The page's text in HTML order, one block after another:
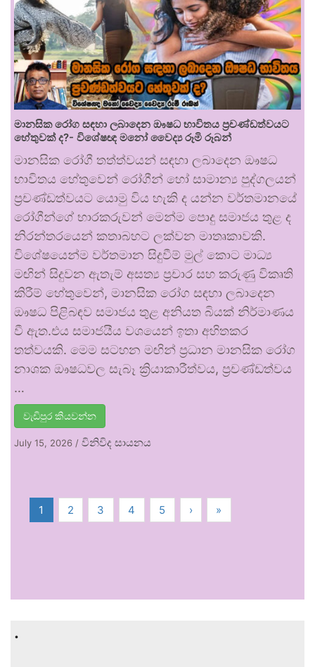
මානසික රෝග සඳහා ලබාදෙන ඖෂධ භාවිතය ප්‍රචණ්ඩත්වයට
හේතුවක් ද?- විශේෂඥ මනෝ වෛද්‍ය රූමි රූබන්
මානසික රෝගී තත්ත්වයන් සඳහා ලබාදෙන ඖෂධ
භාවිතය හේතුවෙන් රෝගීන් හෝ සාමාන්‍ය පුද්ගලයන්
ප්‍රචණ්ඩත්වයට යොමු විය හැකි ද යන්න වර්තමානයේ
රෝගීන්ගේ භාරකරුවන් මෙන්ම පොදු සමාජය තුළ ද
නිරන්තරයෙන් කතාබහට ලක්වන මාතෘකාවකි.
විශේෂයෙන්ම වර්තමාන සිදුවීම් මුල් කොට මාධ්‍ය
මඟින් සිදුවන ඇතැම් අසත්‍ය ප්‍රචාර සහ කරුණු විකෘති
කිරීම් හේතුවෙන්, මානසික රෝග සඳහා ලබාදෙන
ඖෂධ පිළිබඳව සමාජය තුළ අනියත බියක් නිර්මාණය
වී ඇත.එය සමාජයීය වශයෙන් ඉතා අහිතකර
තත්වයකි. මෙම සටහන මඟින් ප්‍රධාන මානසික රෝග
නාශක ඖෂධවල සැබෑ ක්‍රියාකාරීත්වය, ප්‍රචණ්ඩත්වය
…
වැඩිපුර කියවන්න
July 15, 2026 / විනිවිද සායනය
1 2 3 4 5 › »
.